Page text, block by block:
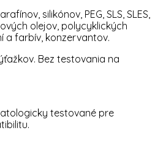
silikónov, PEG, SLS, SLES,
olejov, polycyklických
a farbív, konzervantov.
Bez testovania na
testované pre